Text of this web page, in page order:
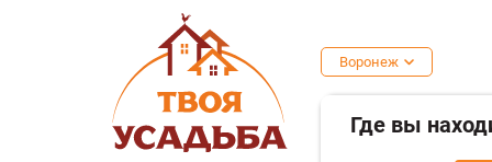
Воронеж
Где вы